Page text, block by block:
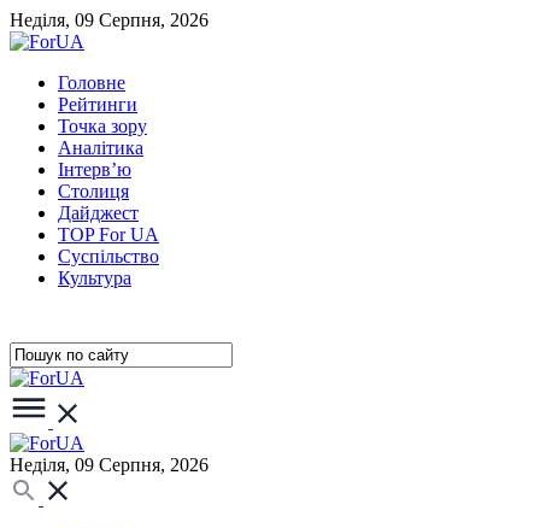
Неділя, 09 Серпня, 2026
Головне
Рейтинги
Точка зору
Аналітика
Інтерв’ю
Столиця
Дайджест
TOP For UA
Суспiльство
Культура
Неділя, 09 Серпня, 2026